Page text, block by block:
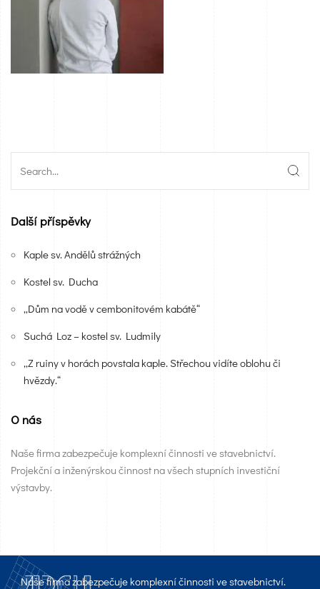
Další příspěvky
Kaple sv. Andělů strážných
Kostel sv. Ducha
„Dům na vodě v cembonitovém kabátě“
Suchá Loz – kostel sv. Ludmily
„Z ruiny v horách povstala kaple. Střechou vidíte oblohu či
hvězdy.“
O nás
Naše firma zabezpečuje komplexní činnosti ve stavebnictví.
Projekční a inženýrskou činnost na všech stupních investiční
výstavby.
Naše firma zabezpečuje komplexní činnosti ve stavebnictví.